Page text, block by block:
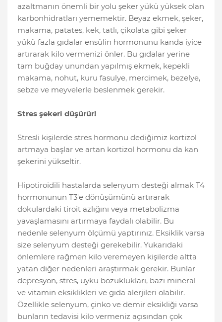
azaltmanın önemli bir yolu şeker yükü yüksek olan
karbonhidratları yememektir. Beyaz ekmek, şeker,
makama, patates, kek, tatlı, çikolata gibi şeker
yükü fazla gıdalar ensülin hormonunu kanda iyice
artırarak kilo vermenizi önler. Bu gıdalar yerine
tam buğday unundan yapılmış ekmek, kepekli
makama, nohut, kuru fasulye, mercimek, bezelye,
sebze ve meyvelerle beslenmek gerekir.
Stres şekeri düşürür!
Stresli kişilerde stres hormonu dediğimiz kortizol
artmaya başlar ve artan kortizol hormonu da kan
şekerini yükseltir.
Hipotiroidili hastalarda selenyum desteği almak T4
hormonunun T3'e dönüşümünü artırarak
dokulardaki tiroit azlığını veya metabolizma
yavaşlamasını artırmaya faydalı olabilir. Bu
nedenle selenyum ölçümü yaptırınız. Eksiklik varsa
size selenyum desteği gerekebilir. Yukarıdaki
önlemlere rağmen kilo veremeyen kişilerde altta
yatan diğer nedenleri araştırmak gerekir. Bunlar
depresyon, stres, uyku bozuklukları, bazı mineral
ve vitamin eksiklikleri ve gıda alerjileri olabilir.
Özellikle selenyum, çinko ve demir eksikliği varsa
bunların tedavisi kilo vermeniz açısından çok